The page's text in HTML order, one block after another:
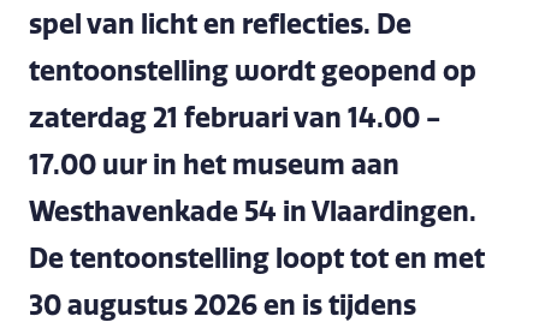
spel van licht en reflecties. De
tentoonstelling wordt geopend op
zaterdag 21 februari van 14.00 -
17.00 uur in het museum aan
Westhavenkade 54 in Vlaardingen.
De tentoonstelling loopt tot en met
30 augustus 2026 en is tijdens